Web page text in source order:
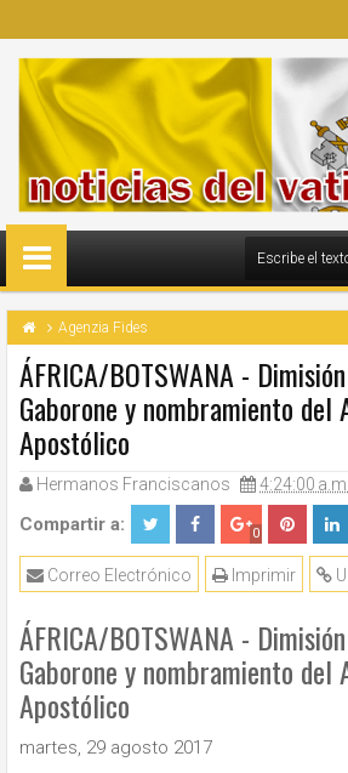
Agenzia Fides
ÁFRICA/BOTSWANA -
Gaborone y nombramiento del
Apostólico
Hermanos Franciscanos 4:24:00 a.m.
Compartir a: 0
Imprimir
Correo Electrónico
ÁFRICA/BOTSWANA -
Gaborone y nombramiento del
Apostólico
martes, 29 agosto 2017